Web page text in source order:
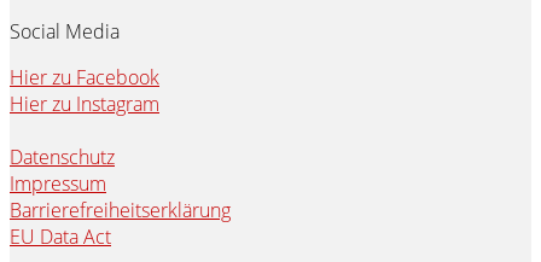
Social Media
Hier zu Facebook
Hier zu Instagram
Datenschutz
Impressum
Barrierefreiheitserklärung
EU Data Act